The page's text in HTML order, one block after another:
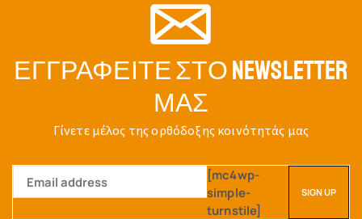
ΕΓΓΡΑΦΕΊΤΕ ΣΤΟ NEWSLETTER
ΜΑΣ
Γίνετε μέλος της ορθόδοξης κοινότητάς μας
[mc4wp-
simple-
turnstile]